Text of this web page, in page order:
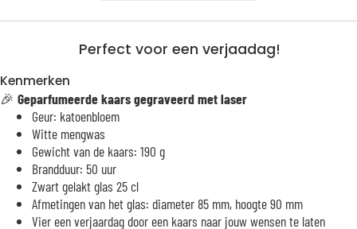
Perfect voor een verjaadag!
Kenmerken
🎉 Geparfumeerde kaars gegraveerd met laser
Geur: katoenbloem
Witte mengwas
Gewicht van de kaars: 190 g
Brandduur: 50 uur
Zwart gelakt glas 25 cl
Afmetingen van het glas: diameter 85 mm, hoogte 90 mm
Vier een verjaardag door een kaars naar jouw wensen te laten